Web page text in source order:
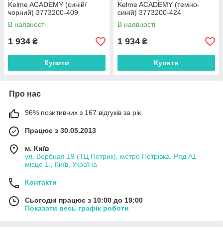
Kelme ACADEMY (синій/
чорний) 3773200-409
В наявності
1 934 ₴
Купити
Kelme ACADEMY (темно-
синій) 3773200-424
В наявності
1 934 ₴
Купити
Про нас
96% позитивних з 167 відгуків за рік
Працює з 30.05.2013
м. Київ
ул. Вербная 19 (ТЦ Петрик), метро Петрівка. Ряд А1
місце 1., Київ, Україна
Контакти
Сьогодні працює з 10:00 до 19:00
Показати весь графік роботи